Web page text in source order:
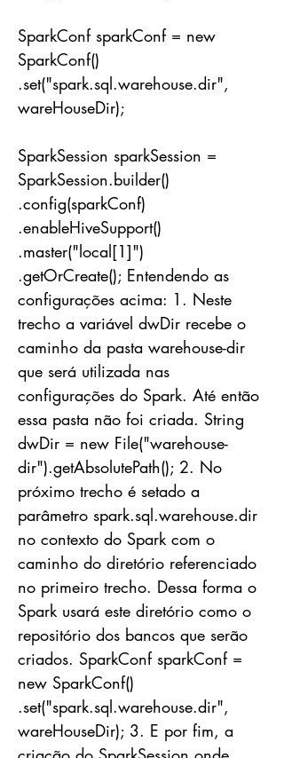
SparkConf sparkConf = new
SparkConf()
.set("spark.sql.warehouse.dir",
wareHouseDir);
SparkSession sparkSession =
SparkSession.builder()
.config(sparkConf)
.enableHiveSupport()
.master("local[1]")
.getOrCreate(); Entendendo as
configurações acima: 1. Neste
trecho a variável dwDir recebe o
caminho da pasta warehouse-dir
que será utilizada nas
configurações do Spark. Até então
essa pasta não foi criada. String
dwDir = new File("warehouse-
dir").getAbsolutePath(); 2. No
próximo trecho é setado a
parâmetro spark.sql.warehouse.dir
no contexto do Spark com o
caminho do diretório referenciado
no primeiro trecho. Dessa forma o
Spark usará este diretório como o
repositório dos bancos que serão
criados. SparkConf sparkConf =
new SparkConf()
.set("spark.sql.warehouse.dir",
wareHouseDir); 3. E por fim, a